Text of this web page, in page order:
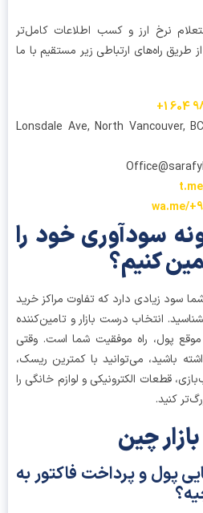
نرخ ارز و کسب اطلاعات کامل‌تر
ارتباطی زیر مستقیم با ما
1446 Lonsdale Ave, North
خود را
کنیم؟
زیادی دارد که تفاوت مراکز خرید
درست بازار و تامین‌کننده
راه موفقیت شما است. وقتی
می‌توانید با کمترین ریسک،
الکترونیکی و لوازم خانگی را
چین
و پرداخت فاکتور به